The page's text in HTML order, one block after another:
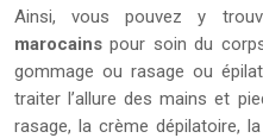
Ainsi, vous pouvez y
marocainspour soin du
gommage ou rasage ou
traiter l’allure des mains et
rasage, la crème dépilatoire,